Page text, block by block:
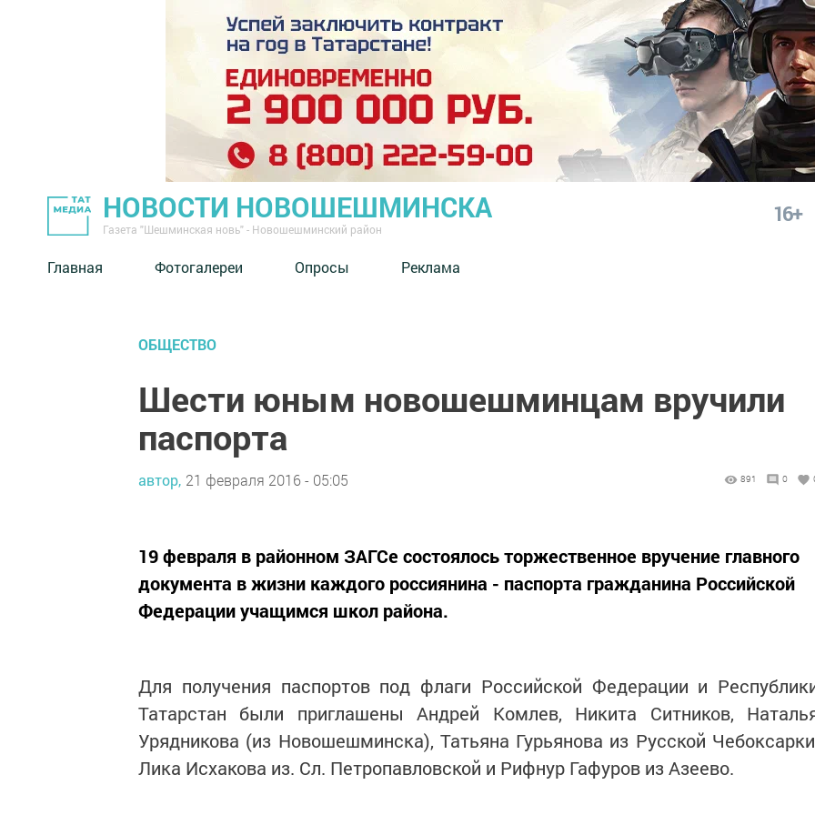
НОВОСТИ НОВОШЕШМИНСКА
Газета "Шешминская новь" - Новошешминский район
16+
Главная Фотогалереи Опросы Реклама
ОБЩЕСТВО
Шести юным новошешминцам вручили
паспорта
автор, 21 февраля 2016 - 05:05 891 0
19 февраля в районном ЗАГСе состоялось торжественное вручение главного
документа в жизни каждого россиянина - паспорта гражданина Российской
Федерации учащимся школ района.
Для получения паспортов под флаги Российской Федерации и
Татарстан были приглашены Андрей Комлев, Никита Ситников,
Урядникова (из Новошешминска), Татьяна Гурьянова из Русской
Лика Исхакова из. Сл. Петропавловской и Рифнур Гафуров из Азеево.